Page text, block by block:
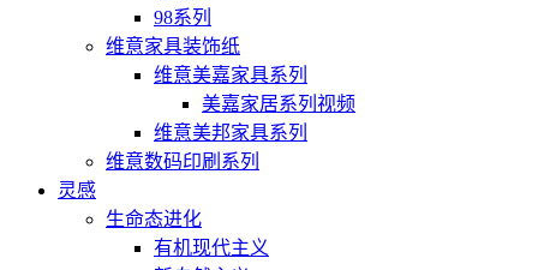
98系列
维意家具装饰纸
维意美嘉家具系列
美嘉家居系列视频
维意美邦家具系列
维意数码印刷系列
灵感
生命态进化
有机现代主义